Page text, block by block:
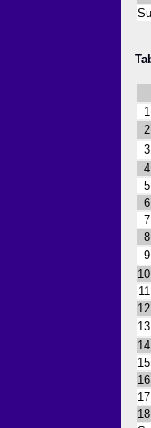
1
2
3
4
5
6
7
8
9
10
11
12
13
14
15
16
17
18